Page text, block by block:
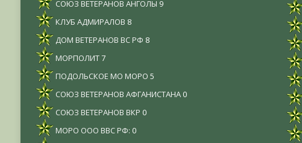
СОЮЗ ВЕТЕРАНОВ АНГОЛЫ 9
КЛУБ АДМИРАЛОВ 8
ДОМ ВЕТЕРАНОВ ВС РФ 8
МОРПОЛИТ7
ПОДОЛЬСКОЕ МО МОРО 5
СОЮЗ ВЕТЕРАНОВ АФГАНИСТАНА0
СОЮЗ ВЕТЕРАНОВ ВКР 0
МОРО ООО ВВС РФ: 0